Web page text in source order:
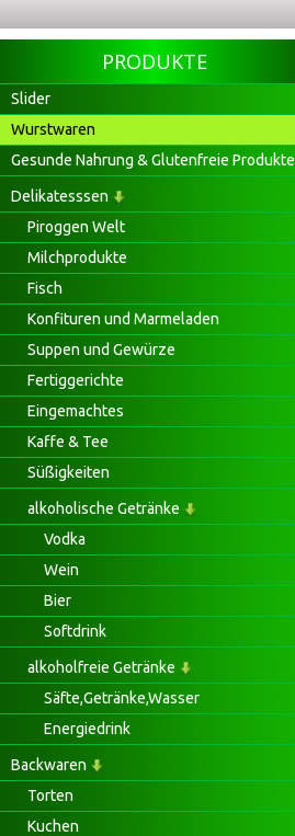
PRODUKTE
Slider
Wurstwaren
Gesunde Nahrung & Glutenfreie Produkte
Delikatesssen
Piroggen Welt
Milchprodukte
Fisch
Konfituren und Marmeladen
Suppen und Gewürze
Fertiggerichte
Eingemachtes
Kaffe & Tee
Süßigkeiten
alkoholische Getränke
Vodka
Wein
Bier
Softdrink
alkoholfreie Getränke
Säfte,Getränke,Wasser
Energiedrink
Backwaren
Torten
Kuchen